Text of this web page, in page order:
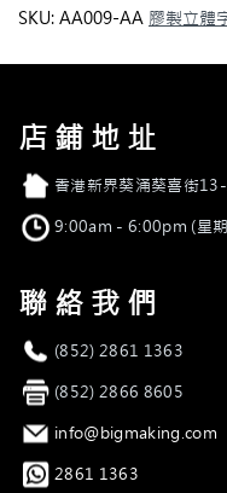
注
打
quantity
SKU: AA009-AA 膠製立體
店鋪地址
店舖地址香港新界葵涌葵喜街
營業時間9:00am - 6:00pm (星
聯絡我們
電話 (852) 2861 1363
傳真 (852) 2866 8605
電郵 info@bigmaking.com
Whatsapp
2861 1363